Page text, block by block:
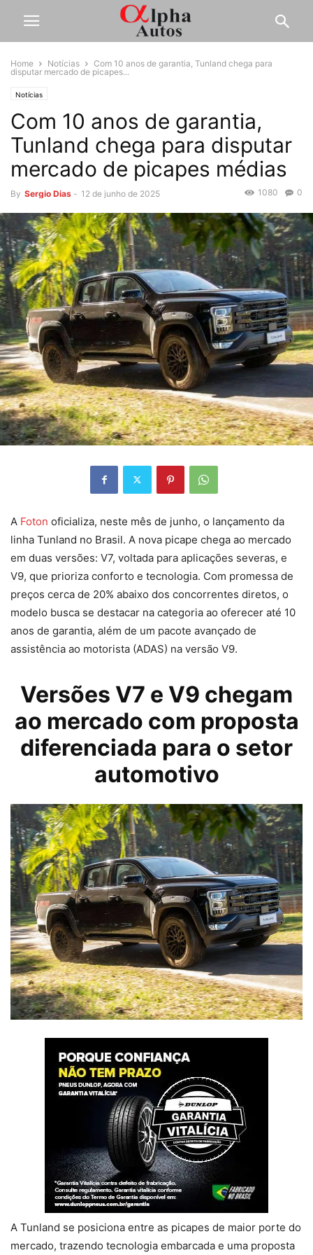
Home Notícias
Com 10 anos de garantia, Tunland chega para
disputar mercado de picapes...
Notícias
Com 10 anos de garantia,
Tunland chega para disputar
mercado de picapes médias
By Sergio Dias - 12 de junho de 2025 0
1080
A Foton oficializa, neste mês de junho, o lançamento da
linha Tunland no Brasil. A nova picape chega ao mercado
em duas versões: V7, voltada para aplicações severas, e
V9, que prioriza conforto e tecnologia. Com promessa de
preços cerca de 20% abaixo dos concorrentes diretos, o
modelo busca se destacar na categoria ao oferecer até 10
anos de garantia, além de um pacote avançado de
assistência ao motorista (ADAS) na versão V9.
Versões V7 e V9 chegam
ao mercado com proposta
diferenciada para o setor
automotivo
A Tunland se posiciona entre as picapes de maior porte do
mercado, trazendo tecnologia embarcada e uma proposta